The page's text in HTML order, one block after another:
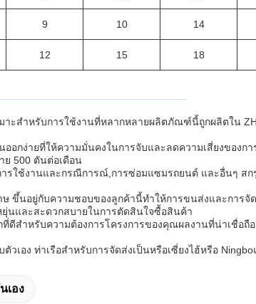
9 10 14
12 15 18
าะสําหรับการใช้งานที่หลากหลายผลิตภัณฑ์นี้ถูกผลิตใน
อกง่ายที่ให้ความมั่นคงในการจับและลดความเสี่ยงของก
500 ตันต่อเดือน
ารใช้งานและกรณีการณ์,การซ่อมแซมรถยนต์ และอื่นๆ สก
ษ ขึ้นอยู่กับความชอบของลูกค้านี้ทําให้การขนส่งและการจั
ยุ่นและสะดวกสบายในการตัดสินใจซื้อสินค้า
ที่ดีสําหรับความต้องการโครงการของคุณผลงานที่น่าเชื่อถื
เอง ท่าเรือสําหรับการจัดส่งเป็นหรือเซี่ยงไฮ้หรือ
เอง